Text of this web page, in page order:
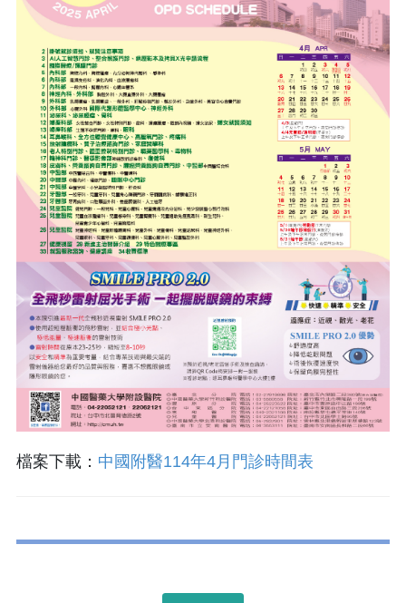
檔案下載： 中國附醫114年4月門診時間表